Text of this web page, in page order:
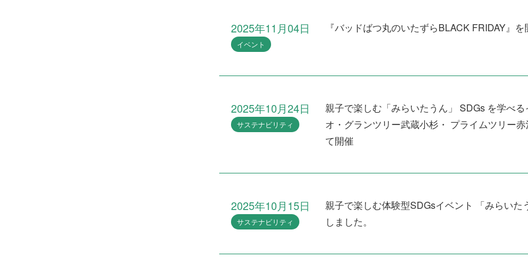
2025年11月04日
イベント
『バッドばつ丸のいたずらBLACK FRIDAY』を
2025年10月24日
サステナビリティ
親子で楽しむ「みらいたうん」 SDGs を学べ
オ・グランツリー武蔵小杉・ プライムツリー
て開催
2025年10月15日
サステナビリティ
親子で楽しむ体験型SDGsイベント 「みらいた
しました。